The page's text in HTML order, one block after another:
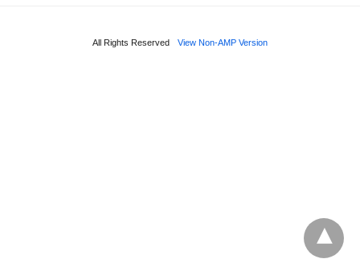
All Rights Reserved View Non-AMP Version